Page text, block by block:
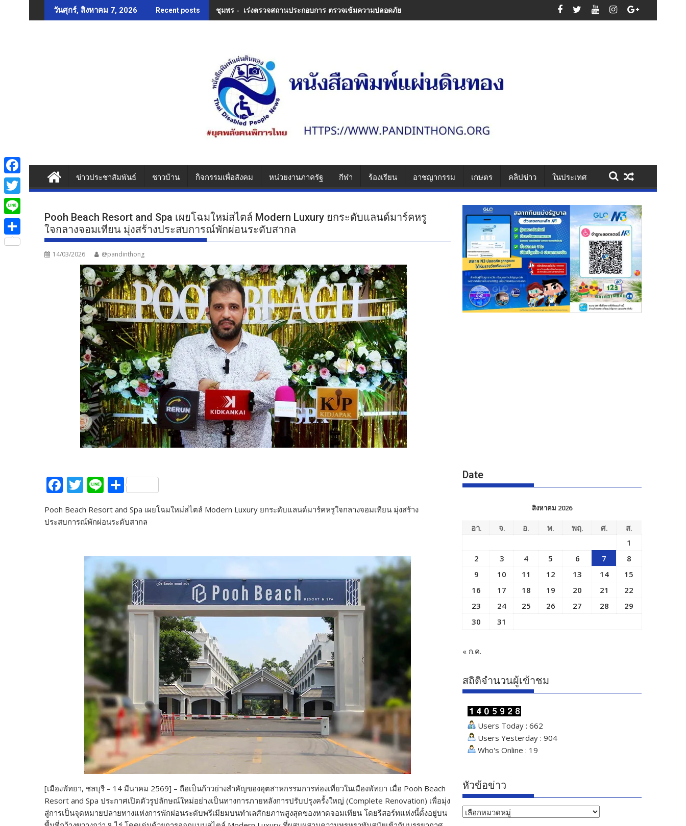
to
วันศุกร์, สิงหาคม 7, 2026 Recent posts ชุมพร - เร่งตรวจสถานประกอบการ ตรวจเข้มความปลอดภัย ป้องกันซ้ำรอยความสูญเสียหมู่
ข่าวประชาสัมพันธ์ ชาวบ้าน กิจกรรมเพื่อสังคม หน่วยงานภาครัฐ กีฬา ร้องเรียน อาชญากรรม เกษตร คลิปข่าว ในประเทศ
Pooh Beach Resort and Spa เผยโฉมใหม่สไตล์ Modern Luxury ยกระดับแลนด์มาร์คหรู
ใจกลางจอมเทียน มุ่งสร้างประสบการณ์พักผ่อนระดับสากล
14/03/2026 @pandinthong
F
e
T
itt
Li
e
S
h
ar
Pooh Beach Resort and Spa เผยโฉมใหม่สไตล์ Modern Luxury ยกระดับแลนด์มาร์คหรูใจกลางจอมเทียน มุ่งสร้าง
ประสบการณ์พักผ่อนระดับสากล
[เมืองพัทยา, ชลบุรี – 14 มีนาคม 2569] – ถือเป็นก้าวย่างสำคัญของอุตสาหกรรมการท่องเที่ยวในเมืองพัทยา เมื่อ Pooh Beach
Resort and Spa ประกาศเปิดตัวรูปลักษณ์ใหม่อย่างเป็นทางการภายหลังการปรับปรุงครั้งใหญ่ (Complete Renovation) เพื่อมุ่ง
สู่การเป็นจุดหมายปลายทางแห่งการพักผ่อนระดับพรีเมียมบนทำเลศักยภาพสูงสุดของหาดจอมเทียน โดยรีสอร์ทแห่งนี้ตั้งอยู่บน
Date
สิงหาคม 2026
อา. จ. อ. พ. พฤ. ศ.
ส.
1
2
3 4 5 6 7
8
9
10 11 12 13 14
15
16
17 18 19 20 21
22
23
24 25 26 27 28
29
30
31
« ก.ค.
สถิติจำนวนผู้เข้าชม
Users Today : 662
Users Yesterday : 904
Who's Online : 19
หัวข้อข่าว
หัวข้อ
F
a
c
e
b
T
w
i
L
iS